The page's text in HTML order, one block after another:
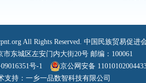
All Rights Reserved. 中国民族贸易促进
市东城区左安门内大街20号 邮编：100061
号-1
京公网安备
支持：一乡一品数智科技有限公司